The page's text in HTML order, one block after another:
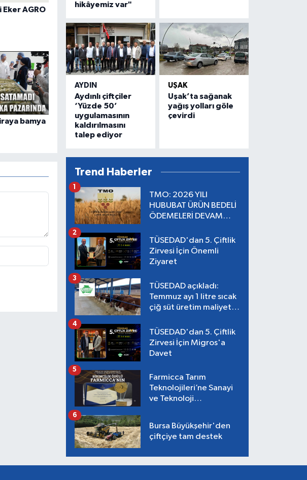
Eker AGRO
bamya
hikâyemiz var"
AYDIN
Aydınlı çiftçiler
‘Yüzde 50’
uygulamasının
kaldırılmasını
talep ediyor
UŞAK
Uşak’ta sağanak
yağış yolları göle
çevirdi
Trend Haberler
TMO: 2026 YILI
HUBUBAT ÜRÜN BEDELİ
ÖDEMELERİ DEVAM
1
TÜSEDAD'dan 5. Çiftlik
Zirvesi İçin Önemli
Ziyaret
2
TÜSEDAD açıkladı:
Temmuz ayı 1 litre sıcak
çiğ süt üretim maliyeti
3
TÜSEDAD'dan 5. Çiftlik
Zirvesi İçin Migros'a
Davet
4
Farmicca Tarım
Teknolojileri’ne Sanayi
ve Teknoloji
5
Bursa Büyükşehir'den
çiftçiye tam destek
6